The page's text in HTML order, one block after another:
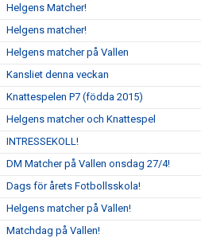
Helgens Matcher!
Helgens matcher!
Helgens matcher på Vallen
Kansliet denna veckan
Knattespelen P7 (födda 2015)
Helgens matcher och Knattespel
INTRESSEKOLL!
DM Matcher på Vallen onsdag 27/4!
Dags för årets Fotbollsskola!
Helgens matcher på Vallen!
Matchdag på Vallen!